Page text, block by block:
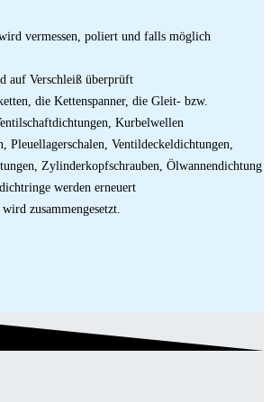
vermessen, poliert und falls möglich
auf Verschleiß überprüft
die Kettenspanner, die Gleit- bzw.
Kurbelwellen
Pleuellagerschalen, Ventildeckeldichtungen,
Zylinderkopfschrauben, Ölwannendichtung
werden erneuert
zusammengesetzt.